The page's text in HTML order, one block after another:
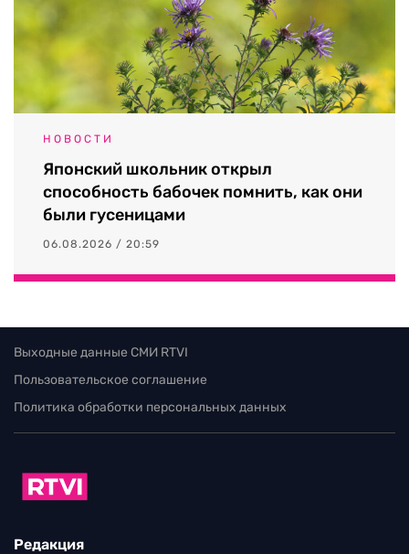
НОВОСТИ
Японский школьник открыл
способность бабочек помнить, как они
были гусеницами
06.08.2026 / 20:59
Выходные данные СМИ RTVI
Пользовательское соглашение
Политика обработки персональных данных
Редакция